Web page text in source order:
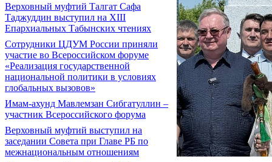
Верховный муфтий Талгат Сафа
Таджуддин выступил на ХIII
Епархиальных Табынских чтениях
Сотрудники ЦДУМ России приняли
участие во Всероссийском форуме
«Реализация государственной
национальной политики в условиях
глобальных вызовов»
Имам-ахунд Мавлемзан Сибгатуллин –
участник Всероссийского форума
Верховный муфтий выступил на
заседании Совета при Главе РБ по
межнациональным отношениям